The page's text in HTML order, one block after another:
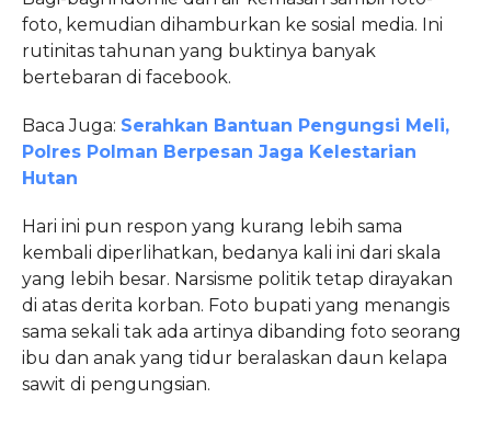
foto, kemudian dihamburkan ke sosial media. Ini
rutinitas tahunan yang buktinya banyak
bertebaran di facebook.
Baca Juga: Serahkan Bantuan Pengungsi Meli,
Polres Polman Berpesan Jaga Kelestarian
Hutan
Hari ini pun respon yang kurang lebih sama
kembali diperlihatkan, bedanya kali ini dari skala
yang lebih besar. Narsisme politik tetap dirayakan
di atas derita korban. Foto bupati yang menangis
sama sekali tak ada artinya dibanding foto seorang
ibu dan anak yang tidur beralaskan daun kelapa
sawit di pengungsian.